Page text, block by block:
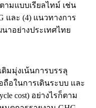
มแบบเรียลไทม์ เช่น
และ (4) แนวทางการ
าอย่างประเทศไทย
มมุ่งเน้นการบรรลุ
อในการเดินระบบ และ
cost) อย่างไรก็ตาม